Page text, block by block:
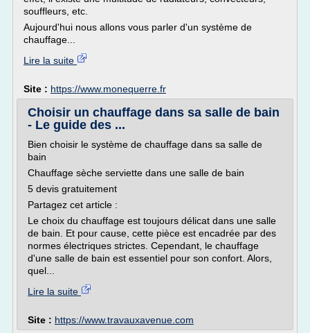
souffleurs, etc.
Aujourd'hui nous allons vous parler d'un système de
chauffage...
Lire la suite
Site : https://www.monequerre.fr
Choisir un chauffage dans sa salle de bain
- Le guide des ...
Bien choisir le système de chauffage dans sa salle de
bain
Chauffage sèche serviette dans une salle de bain
5 devis gratuitement
Partagez cet article :
Le choix du chauffage est toujours délicat dans une salle
de bain. Et pour cause, cette pièce est encadrée par des
normes électriques strictes. Cependant, le chauffage
d'une salle de bain est essentiel pour son confort. Alors,
quel...
Lire la suite
Site : https://www.travauxavenue.com